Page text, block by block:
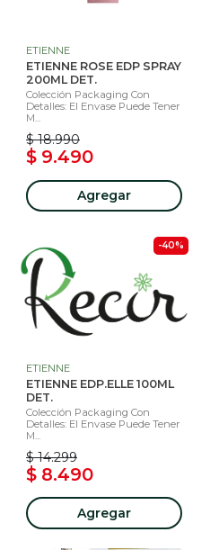
ETIENNE
ETIENNE ROSE EDP SPRAY
200ML DET.
Colección Packaging Con
Detalles: El Envase Puede Tener
M...
$ 18.990
$ 9.490
Agregar
-40%
ETIENNE
ETIENNE EDP.ELLE 100ML
DET.
Colección Packaging Con
Detalles: El Envase Puede Tener
M...
$ 14.299
$ 8.490
Agregar